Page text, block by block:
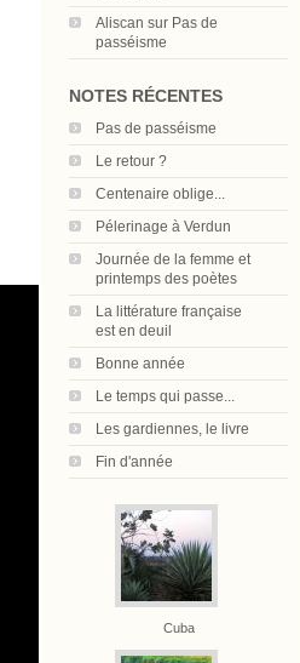
Aliscan sur Pas de
passéisme
NOTES RÉCENTES
Pas de passéisme
Le retour ?
Centenaire oblige...
Pélerinage à Verdun
Journée de la femme et
printemps des poètes
La littérature française
est en deuil
Bonne année
Le temps qui passe...
Les gardiennes, le livre
Fin d'année
Cuba